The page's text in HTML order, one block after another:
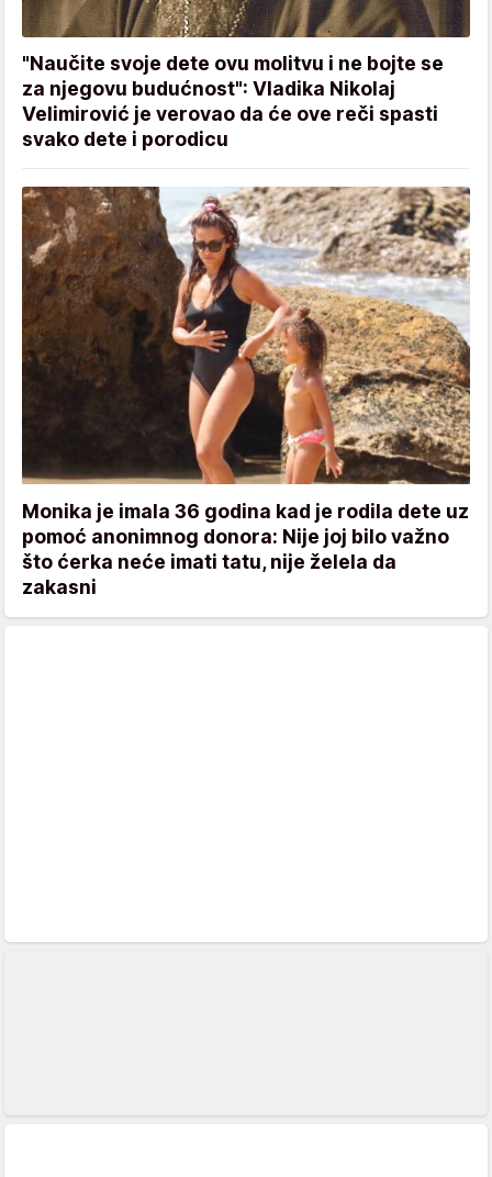
"Naučite svoje dete ovu molitvu i ne bojte se
za njegovu budućnost": Vladika Nikolaj
Velimirović je verovao da će ove reči spasti
svako dete i porodicu
Monika je imala 36 godina kad je rodila dete uz
pomoć anonimnog donora: Nije joj bilo važno
što ćerka neće imati tatu, nije želela da
zakasni